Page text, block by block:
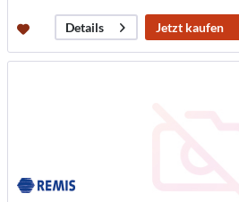
Details Jetzt kaufen